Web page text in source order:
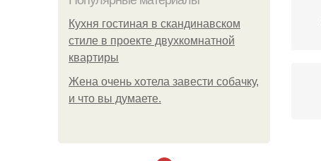
Кухня гостиная в скандинавском
стиле в проекте двухкомнатной
квартиры
Жена очень хотела завести собачку,
и что вы думаете.